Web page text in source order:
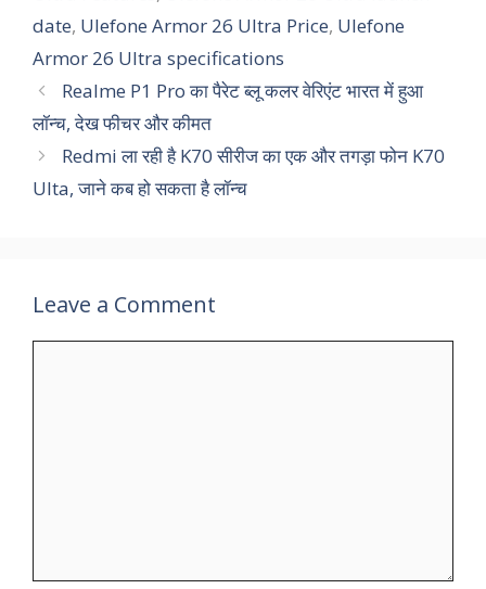
date, Ulefone Armor 26 Ultra Price, Ulefone
Armor 26 Ultra specifications
Realme P1 Pro का पैरेट ब्लू कलर वेरिएंट भारत में हुआ
लॉन्च, देख फीचर और कीमत
Redmi ला रही है K70 सीरीज का एक और तगड़ा फोन K70
Ulta, जाने कब हो सकता है लॉन्च
Leave a Comment